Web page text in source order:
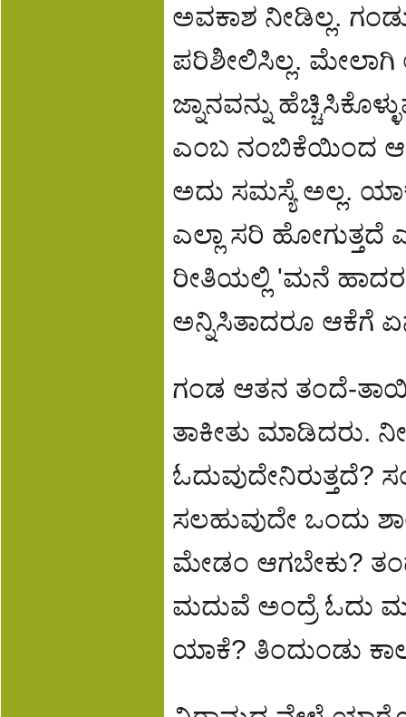
ಅವಕಾಶ ನೀಡಿಲ್ಲ.
ಪರಿಶೀಲಿಸಿಲ್ಲ.
ಜ್ನಾನವನ್ನು
ಎಂಬ ನಂಬಿಕೆಯಿಂದ ಆ
ಅದು ಸಮಸ್ಯೆ ಅಲ್ಲ.
ಎಲ್ಲಾ ಸರಿ ಹೋಗುತ್ತದೆ
ರೀತಿಯಲ್ಲಿ 'ಮನೆ ಹಾದರ'
ಅನ್ನಿಸಿತಾದರೂ ಆಕೆಗೆ
ಗಂಡ ಆತನ ತಂದೆ-
ತಾಕೀತು ಮಾಡಿದರು.
ಓದುವುದೇನಿರುತ್ತದೆ?
ಸಲಹುವುದೇ ಒಂದು
ಮೇಡಂ ಆಗಬೇಕು?
ಮದುವೆ ಅಂದ್ರೆ ಓದು
ಯಾಕೆ? ತಿಂದುಂಡು